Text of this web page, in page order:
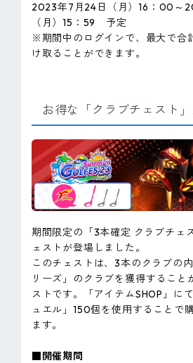
2023年7月24日（月）16：00～
（月）15：59 予定
※期間中のログインで、最大で合
け取ることができます。
お得な「クラブチェスト」
期間限定の「3本確定 クラブチェ
ェストが登場しました。
このチェストは、3本のクラブの
リーズ」のクラブを獲得すること
ストです。「アイテムSHOP」に
ュエル」150個を使用することで
ます。
■開催期間